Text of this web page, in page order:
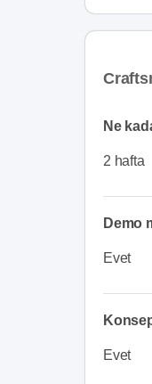
Ne
2 hafta
Demo
Evet
Evet